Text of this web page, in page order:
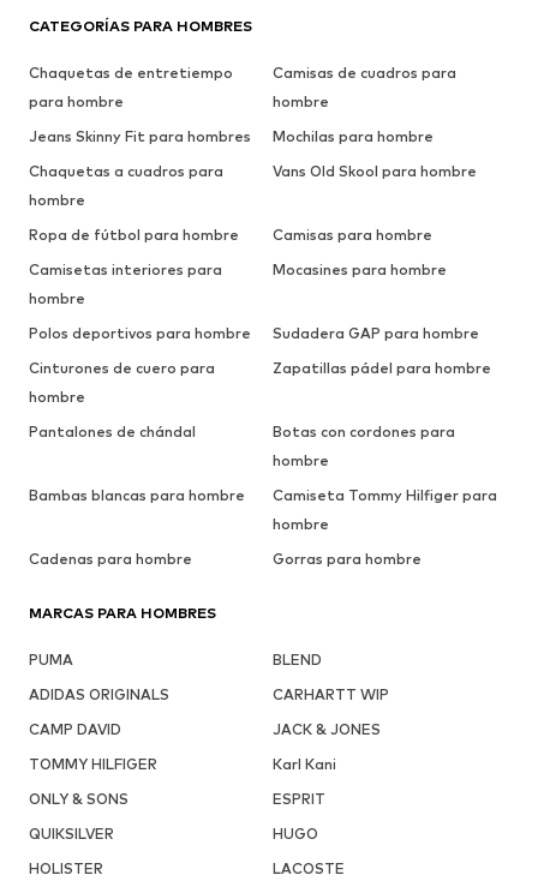
CATEGORÍAS PARA HOMBRES
Chaquetas de entretiempo
para hombre
Camisas de cuadros para
hombre
Jeans Skinny Fit para hombres
Mochilas para hombre
Chaquetas a cuadros para
hombre
Vans Old Skool para hombre
Ropa de fútbol para hombre
Camisas para hombre
Camisetas interiores para
hombre
Mocasines para hombre
Polos deportivos para hombre
Sudadera GAP para hombre
Cinturones de cuero para
hombre
Zapatillas pádel para hombre
Pantalones de chándal
Botas con cordones para
hombre
Bambas blancas para hombre
Camiseta Tommy Hilfiger para
hombre
Cadenas para hombre
Gorras para hombre
MARCAS PARA HOMBRES
PUMA
BLEND
ADIDAS ORIGINALS
CARHARTT WIP
CAMP DAVID
JACK & JONES
TOMMY HILFIGER
Karl Kani
ONLY & SONS
ESPRIT
QUIKSILVER
HUGO
HOLISTER
LACOSTE